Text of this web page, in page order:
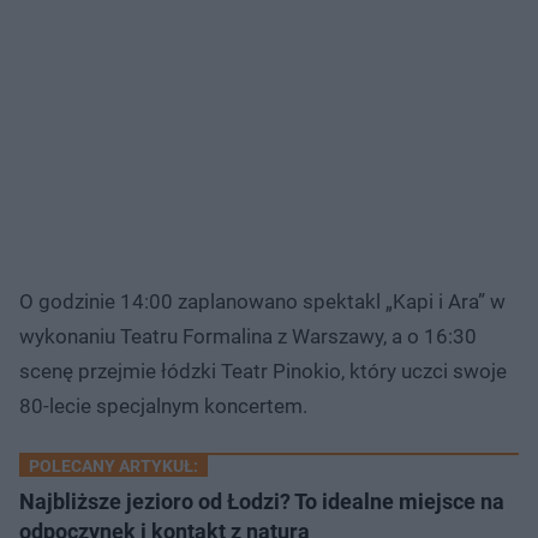
O godzinie 14:00 zaplanowano spektakl „Kapi i Ara” w
wykonaniu Teatru Formalina z Warszawy, a o 16:30
scenę przejmie łódzki Teatr Pinokio, który uczci swoje
80-lecie specjalnym koncertem.
POLECANY ARTYKUŁ:
Najbliższe jezioro od Łodzi? To idealne miejsce na
odpoczynek i kontakt z naturą